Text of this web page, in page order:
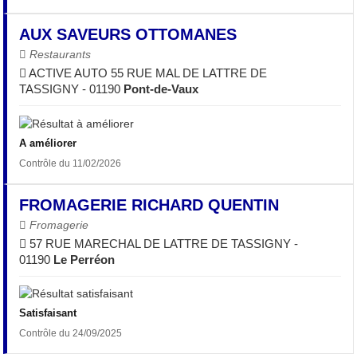
AUX SAVEURS OTTOMANES
Restaurants
ACTIVE AUTO 55 RUE MAL DE LATTRE DE
TASSIGNY - 01190 Pont-de-Vaux
A améliorer
Contrôle du 11/02/2026
FROMAGERIE RICHARD QUENTIN
Fromagerie
57 RUE MARECHAL DE LATTRE DE TASSIGNY -
01190 Le Perréon
Satisfaisant
Contrôle du 24/09/2025